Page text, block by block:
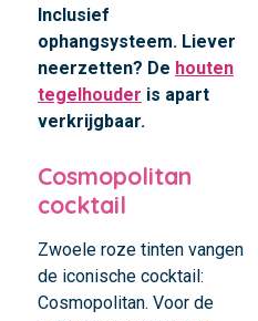
Inclusief
ophangsysteem. Liever
neerzetten? De houten
tegelhouder is apart
verkrijgbaar.
Cosmopolitan
cocktail
Zwoele roze tinten vangen
de iconische cocktail:
Cosmopolitan. Voor de